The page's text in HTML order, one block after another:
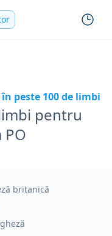
peste 100 de limbi
pentru
britanică